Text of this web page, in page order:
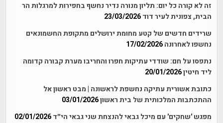
זה לא קורה כל יום: תליון מנורה נדיר נחשף בחפירות למרגלות הר
הבית, צפונית לעיר דוד 23/03/2026
שרידים חדשים של קטע מחומת ירושלים מתקופת החשמונאים
נחשפו לאחרונה 17/02/2026
נתפסו על חם: שודדי עתיקות חפרו והחריבו מערת קבורה קדומה
ליד חיטין20/01/2026
כתובת אשורית עתיקה נחשפת לראשונה | מבט ראשון אל
ההתכתבות המלכותית של בית ראשון03/01/2026
מפגש 'שחקים' עם מיכל גבאי להנצחת שני גבאי הי״ד 02/01/2026